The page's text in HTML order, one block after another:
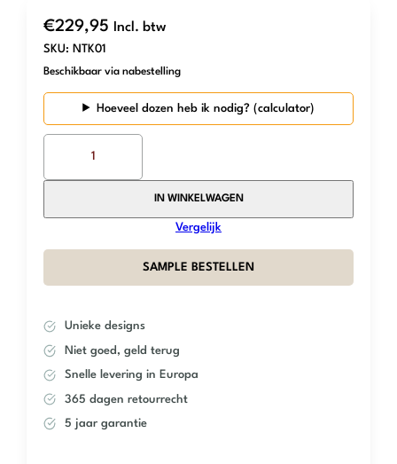
€229,95 Incl. btw
SKU: NTK01
Beschikbaar via nabestelling
Hoeveel dozen heb ik nodig?
Factory
Beige
–
IN WINKELWAGEN
Vergelijk
SAMPLE BESTELLEN
Unieke designs
Niet goed, geld terug
Snelle levering in Europa
365 dagen retourrecht
5 jaar garantie